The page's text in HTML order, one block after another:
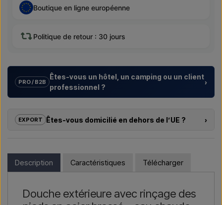
Boutique en ligne européenne
Politique de retour : 30 jours
PRO / B2B
Êtes-vous un hôtel, un camping ou un client
professionnel ?
›
promoteurs immobiliers avec des
pour douches extérieures – du choix du modèle à la bonne
Vous souhaitez un
plus importante, contactez-nous – réponse rapide.
EXPORT Êtes-vous domicilié en dehors de l’UE ?
›
commander directement sur le webshop. En revanche, vous
pouvez nous contacter et recevoir un prix avec la livraison et,
Il vous suffit d’indiquer l’article qui vous intéresse (référence ou
Description Caractéristiques Télécharger
Douche extérieure avec rinçage des